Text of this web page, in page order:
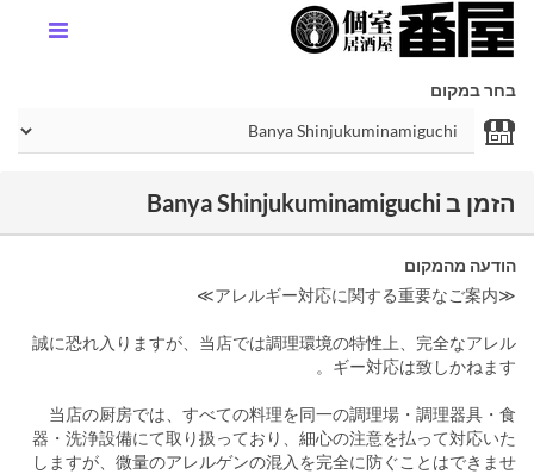
בחר במקום
הזמן ב Banya Shinjukuminamiguchi
הודעה מהמקום
≪アレルギー対応に関する重要なご案内≫
誠に恐れ入りますが、当店では調理環境の特性上、完全なアレル
ギー対応は致しかねます。
当店の厨房では、すべての料理を同一の調理場・調理器具・食
器・洗浄設備にて取り扱っており、細心の注意を払って対応いた
しますが、微量のアレルゲンの混入を完全に防ぐことはできませ